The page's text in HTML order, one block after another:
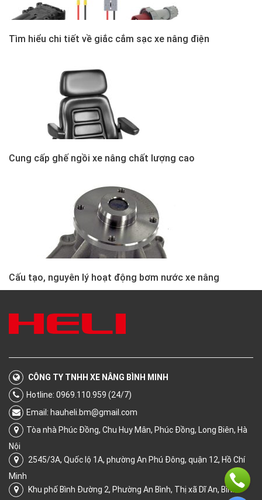
Tìm hiểu chi tiết về giắc cắm sạc xe nâng điện
Cung cấp ghế ngồi xe nâng chất lượng cao
Cấu tạo, nguyên lý hoạt động bơm nước xe nâng
CÔNG TY TNHH XE NÂNG BÌNH MINH
Hotline: 0969.110.959 (24/7)
Email: hauheli.bm@gmail.com
Tòa nhà Phúc Đồng, Chu Huy Mân, Phúc Đồng, Long Biên, Hà
Nội
2545/3A, Quốc lộ 1A, phường An Phú Đông, quận 12, Hồ Chí
Minh
Khu phố Bình Đường 2, Phường An Bình, Thị xã Dĩ An, Bình